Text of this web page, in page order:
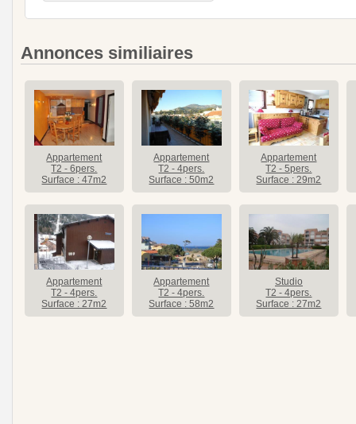
Annonces similiaires
Appartement
T2 - 6pers.
Surface : 47m2
Appartement
T2 - 4pers.
Surface : 50m2
Appartement
T2 - 5pers.
Surface : 29m2
Appartement
T2 - 4pers.
Surface : 27m2
Appartement
T2 - 4pers.
Surface : 58m2
Studio
T2 - 4pers.
Surface : 27m2